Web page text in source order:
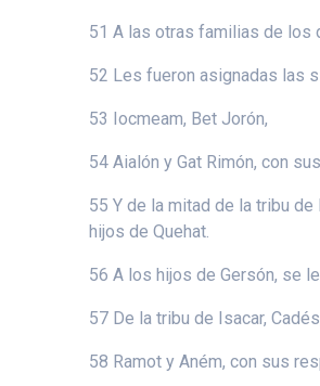
51 A las otras familias de los
52 Les fueron asignadas las
53 Iocmeam, Bet Jorón,
54 Aialón y Gat Rimón, con
55 Y de la mitad de la tribu
hijos de Quehat.
56 A los hijos de Gersón, se
57 De la tribu de Isacar,
58 Ramot y Aném, con sus